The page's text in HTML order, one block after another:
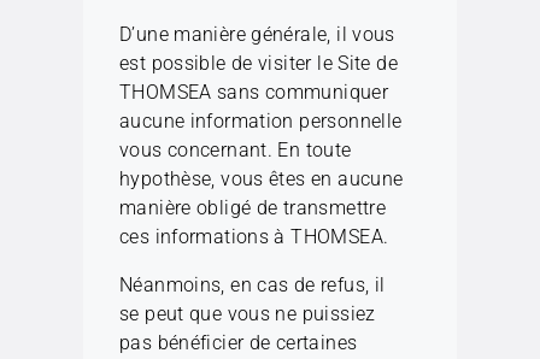
D’une manière générale, il vous
est possible de visiter le Site de
THOMSEA sans communiquer
aucune information personnelle
vous concernant. En toute
hypothèse, vous êtes en aucune
manière obligé de transmettre
ces informations à THOMSEA.
Néanmoins, en cas de refus, il
se peut que vous ne puissiez
pas bénéficier de certaines